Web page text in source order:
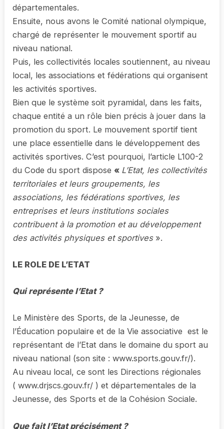
départementales.
Ensuite, nous avons le Comité national olympique,
chargé de représenter le mouvement sportif au
niveau national.
Puis, les collectivités locales soutiennent, au niveau
local, les associations et fédérations qui organisent
les activités sportives.
Bien que le système soit pyramidal, dans les faits,
chaque entité a un rôle bien précis à jouer dans la
promotion du sport. Le mouvement sportif tient
une place essentielle dans le développement des
activités sportives. C’est pourquoi, l’article L100-2
du Code du sport dispose « L’Etat, les collectivités
territoriales et leurs groupements, les
associations, les fédérations sportives, les
entreprises et leurs institutions sociales
contribuent à la promotion et au développement
des activités physiques et sportives».
LE ROLE DE L’ETAT
Qui représente l’Etat ?
Le Ministère des Sports, de la Jeunesse, de
l’Éducation populaire et de la Vie associative est le
représentant de l’Etat dans le domaine du sport au
niveau national (son site : www.sports.gouv.fr/).
Au niveau local, ce sont les Directions régionales
( www.drjscs.gouv.fr/ ) et départementales de la
Jeunesse, des Sports et de la Cohésion Sociale.
Que fait l’Etat précisément ?